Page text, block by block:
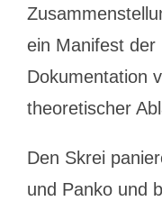
ein Manifest der
Dokumentation
theoretischer
Den Skrei
und Panko und